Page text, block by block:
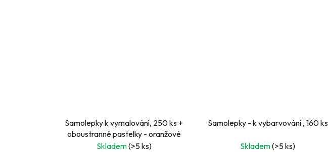
Samolepky k vymalování, 250 ks +
oboustranné pastelky - oranžové
Skladem(>5 ks)
Samolepky - k vybarvování , 160 ks
Skladem(>5 ks)